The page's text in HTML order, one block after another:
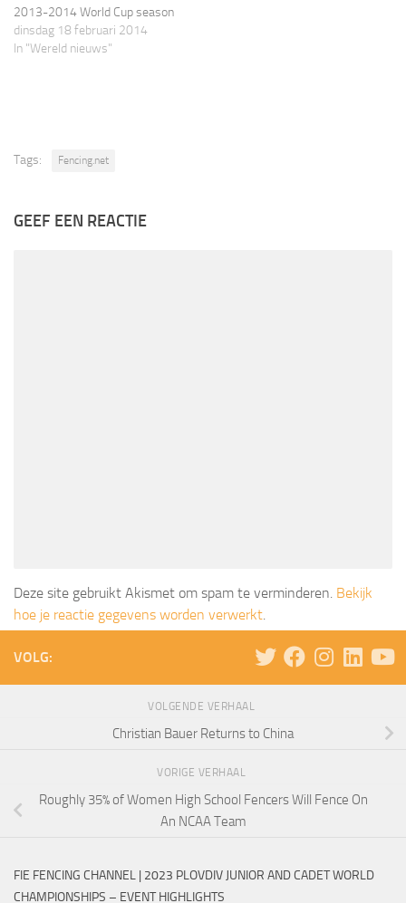
2013-2014 World Cup season
at the 2014 Heidenheim World
Cup. This brings him to five
dinsdag 18 februari 2014
In "Wereld nieuws"
Tags: Fencing.net
GEEF EEN REACTIE
Deze site gebruikt Akismet om spam te verminderen. Bekijk
hoe je reactie gegevens worden verwerkt.
VOLG:
VOLGENDE VERHAAL
Christian Bauer Returns to China
VORIGE VERHAAL
Roughly 35% of Women High School Fencers Will Fence On
An NCAA Team
FIE FENCING CHANNEL | 2023 PLOVDIV JUNIOR AND CADET WORLD
CHAMPIONSHIPS – EVENT HIGHLIGHTS